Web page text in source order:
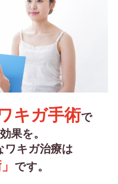
キガ手術で
果を。
ワキガ治療は
です。